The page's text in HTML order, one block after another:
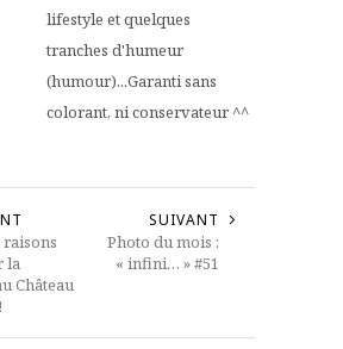
lifestyle et quelques
tranches d'humeur
(humour)...Garanti sans
colorant, ni conservateur ^^
raisons
la
Château
SUIVANT
Photo du mois :
« infini… » #51